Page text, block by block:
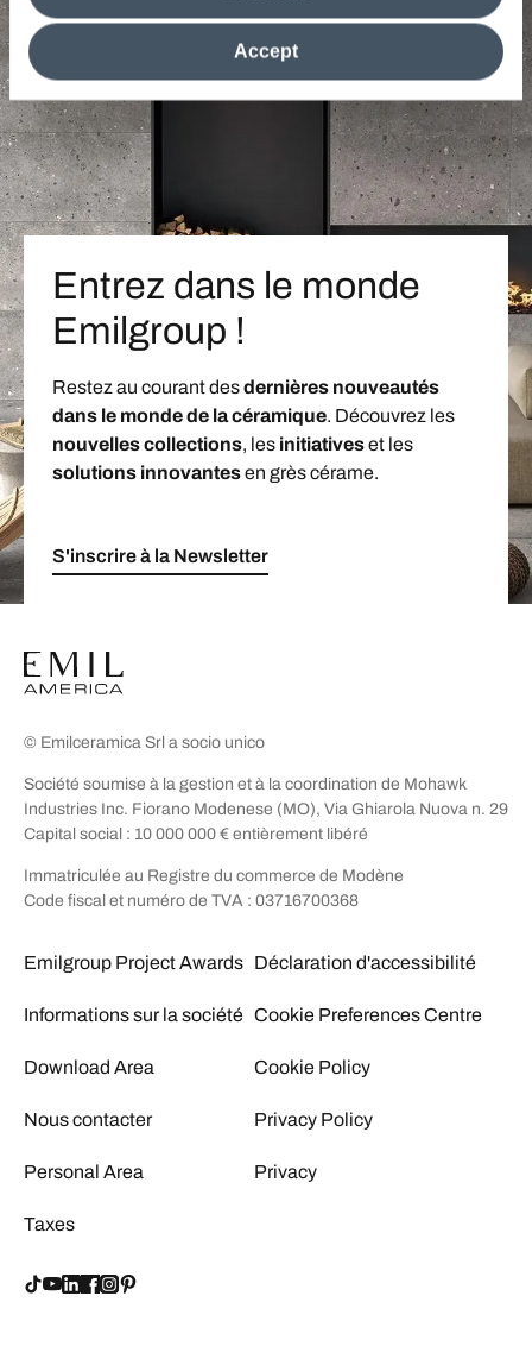
clicking on "Reject", it will be possible tocontinue browsing
the site after installing only technical cookies. For more
information see the
Cookie Policy
Accept
Entrez dans le monde
Emilgroup !
Restez au courant desdernières nouveautés
dans le monde de la céramique. Découvrez les
nouvelles collections, les initiativeset les
solutions innovantesen grès cérame.
S'inscrire à la Newsletter
© Emilceramica Srl a socio unico
Société soumise à la gestion et à la coordination de Mohawk
Industries Inc. Fiorano Modenese (MO), Via Ghiarola Nuova n. 29
Capital social : 10 000 000 € entièrement libéré
Immatriculée au Registre du commerce de Modène
Code fiscal et numéro de TVA : 03716700368
Emilgroup Project Awards
Informations sur la société
Download Area
Nous contacter
Personal Area
Taxes
Déclaration d'accessibilité
Cookie Preferences Centre
Cookie Policy
Privacy Policy
Privacy